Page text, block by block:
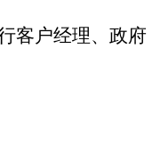
客户经理、政府